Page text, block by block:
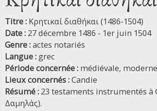
Titre : Κρητικαί διαθήκαι (1486-1504)
Date : 27 décembre 1486 - 1er juin 1504
Genre :actes notariés
Langue : grec
Période concernée : médiévale, moderne
Lieux concernés :Candie
Résumé : 23 testaments instrumentés à
Δαμηλάς).